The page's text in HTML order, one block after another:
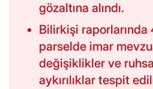
gözaltına alındı.
Bilirkişi raporlarında
parselde imar
değişiklikler ve
aykırılıklar tespit